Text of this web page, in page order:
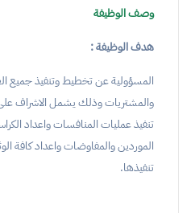
وصف الوظيفة
هدف الوظيفة :
المسؤولية عن تخطيط وتنفيذ جميع
والمشتريات وذلك يشمل الاشراف
تنفيذ عمليات المنافسات واعداد
الموردين والمفاوضات واعداد كافة
تنفيذها.